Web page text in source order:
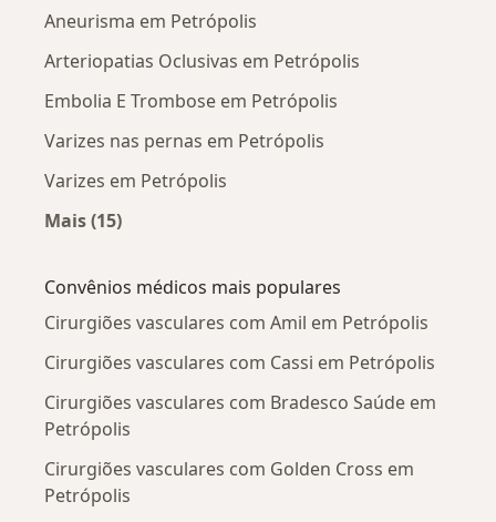
Aneurisma em Petrópolis
Arteriopatias Oclusivas em Petrópolis
Embolia E Trombose em Petrópolis
Varizes nas pernas em Petrópolis
Varizes em Petrópolis
Mais (15)
Convênios médicos mais populares
Cirurgiões vasculares com Amil em Petrópolis
Cirurgiões vasculares com Cassi em Petrópolis
Cirurgiões vasculares com Bradesco Saúde em
Petrópolis
Cirurgiões vasculares com Golden Cross em
Petrópolis